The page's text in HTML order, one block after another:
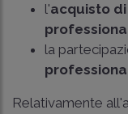
l'acquisto
la
Relativamente